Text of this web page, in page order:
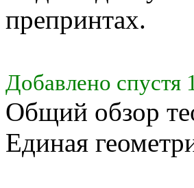
препринтах.
Добавлено спустя
Общий обзор
Единая